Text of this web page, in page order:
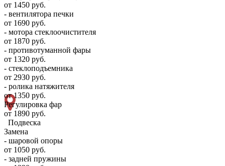
от 1450 руб.
- вентилятора печки
от 1690 руб.
- мотора стеклоочистителя
от 1870 руб.
- противотуманной фары
от 1320 руб.
- стеклоподъемника
от 2930 руб.
- ролика натяжителя
от 1350 руб.
Регулировка фар
от 1890 руб.
Подвеска
Замена
- шаровой опоры
от 1050 руб.
- задней пружины